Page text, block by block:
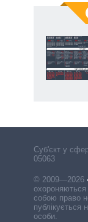
Cуб'єкт у
05063
© 2009—2026
охороняються
собою право
публікується
особи.